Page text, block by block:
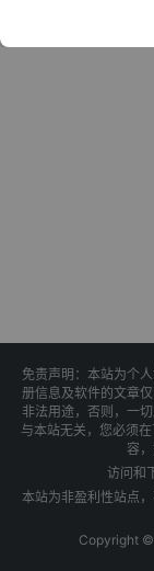
免责声明：本站为个
册信息及软件的文章
非法用途，否则，一
与本站无关，您必须
容
访问和
本站为非盈利性站点
Copyright